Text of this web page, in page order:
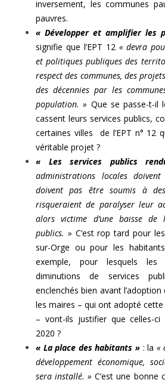
inversement, les communes
pauvres.
« Développer et amplifier les
signifie que l’EPT 12 « devra
et politiques publiques des
respect des communes, des
des décennies par les
population. » Que se passe-t-il
cassent leurs services publics,
certaines villes de l’EPT n° 12
véritable projet ?
« Les services publics
administrations locales
doivent pas être soumis à
risqueraient de paralyser leur
alors victime d’une baisse
publics. » C’est rop tard pour
sur-Orge ou pour les
exemple, pour lesquels les
diminutions de services
enclenchés bien avant
les maires – qui ont adopté
– vont-ils justifier que celles-ci
2020 ?
« La place des habitants » : la «
développement économique,
sera installé. » C’est une bonne